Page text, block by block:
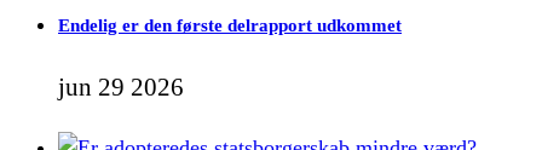
Endelig er den første delrapport udkommet
jun 29 2026